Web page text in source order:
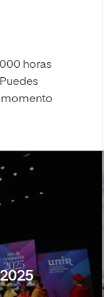
horas
momento